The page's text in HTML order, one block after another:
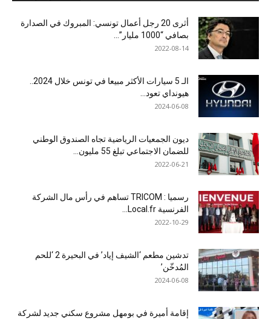
أثرى 20 رجل أعمال تونسي: المبروك في الصدارة
بصافي “1000 مليار”...
2022-08-14
هيونداي تعود...
2024-06-08
ديون الجمعيات الرياضية تجاه الصندوق الوطني
للضمان الاجتماعي تبلغ 55 مليون...
2022-06-21
رسميا : TRICOM تساهم في رأس مال الشركة
الفرنسية Local.fr...
2022-10-29
تدشين مطعم ‘الشيف إياد’ في البحيرة 2 ‘للحم
المُدخّن’
2024-06-08
إقامة أميرة في بومهل مشروع سكني جديد لشركة